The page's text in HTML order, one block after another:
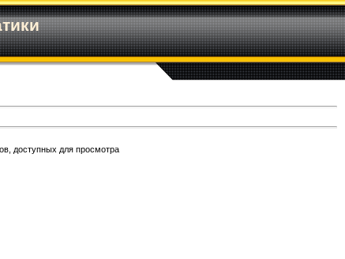
доступных для просмотра